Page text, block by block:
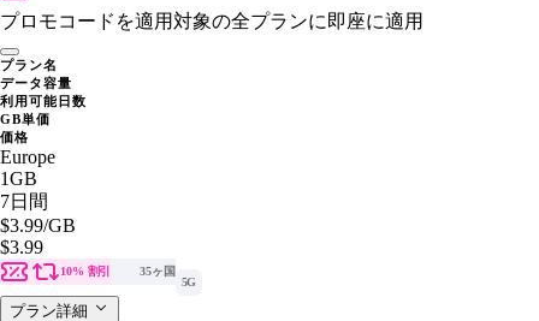
プロモコードを適用対象の全プランに即座に適用
プラン名
データ容量
利用可能日数
GB単価
価格
Europe
1GB
7日間
$3.99/GB
$3.99
10% 割引
35ヶ国
5G
プラン詳細